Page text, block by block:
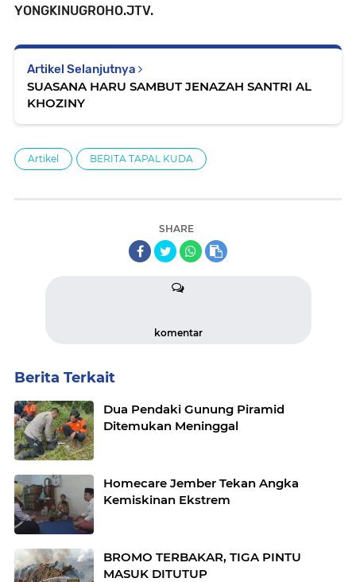
YONGKINUGROHO.JTV.
Artikel Selanjutnya
SUASANA HARU SAMBUT JENAZAH SANTRI AL
KHOZINY
Artikel BERITA TAPAL KUDA
SHARE
komentar
Berita Terkait
Dua Pendaki Gunung Piramid
Ditemukan Meninggal
Homecare Jember Tekan Angka
Kemiskinan Ekstrem
BROMO TERBAKAR, TIGA PINTU
MASUK DITUTUP